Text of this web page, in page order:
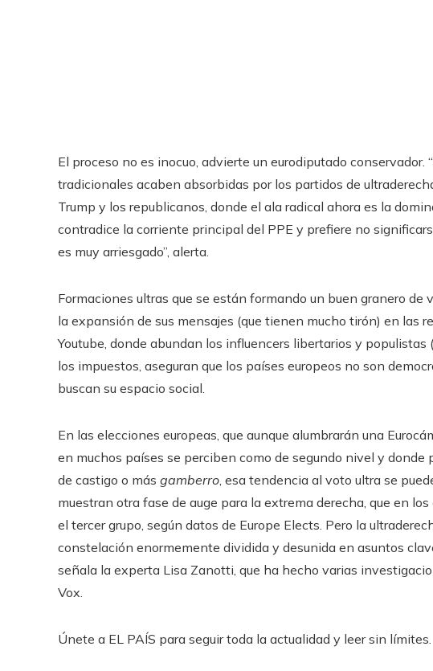
El proceso no es inocuo, advierte un eurodiputado conservador.
tradicionales acaben absorbidas por los partidos de
Trump y los republicanos, donde el ala radical ahora es la
contradice la corriente principal del PPE y prefiere no
es muy arriesgado”, alerta.
Formaciones ultras que se están formando un buen granero
la expansión de sus mensajes (que tienen mucho tirón) en las
Youtube, donde abundan los influencers libertarios y
los impuestos, aseguran que los países europeos no son
buscan su espacio social.
En las elecciones europeas, que aunque alumbrarán una
en muchos países se perciben como de segundo nivel y
de castigo o más gamberro, esa tendencia al voto ultra se
muestran otra fase de auge para la extrema derecha, que en
el tercer grupo, según datos de Europe Elects. Pero la
constelación enormemente dividida y desunida en asuntos
señala la experta Lisa Zanotti, que ha hecho varias
Vox.
Únete a EL PAÍS para seguir toda la actualidad y leer sin límites.